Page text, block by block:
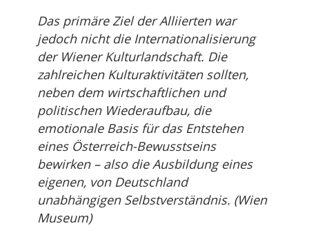
Das primäre Ziel der Alliierten war
jedoch nicht die Internationalisierung
der Wiener Kulturlandschaft. Die
zahlreichen Kulturaktivitäten sollten,
neben dem wirtschaftlichen und
politischen Wiederaufbau, die
emotionale Basis für das Entstehen
eines Österreich-Bewusstseins
bewirken – also die Ausbildung eines
eigenen, von Deutschland
unabhängigen Selbstverständnis. (Wien
Museum)